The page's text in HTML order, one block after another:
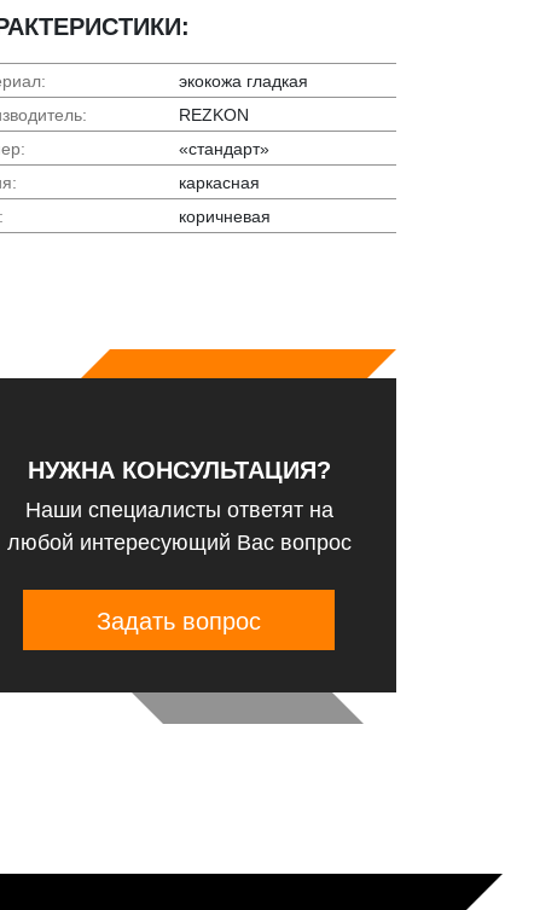
экокожа гладкая
REZKON
«стандарт»
каркасная
коричневая
НУЖНА КОНСУЛЬТАЦИЯ?
Наши специалисты ответят на
любой интересующий Вас вопрос
Задать вопрос